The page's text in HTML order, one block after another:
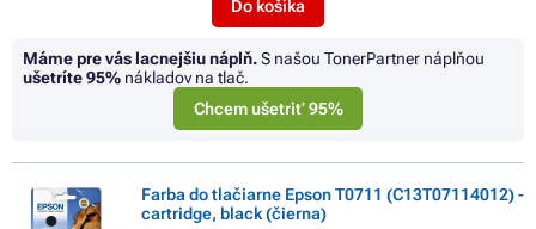
Do košíka
Máme pre vás lacnejšiu náplň.S našou TonerPartner náplňou
ušetríte95% nákladov na tlač.
Chcem ušetriť 95%
Farba do tlačiarne Epson T0711 (C13T07114012) -
cartridge, black (čierna)